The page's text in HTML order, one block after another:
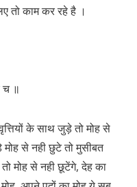
तो काम कर रहे है ।
च ॥
के साथ जुड़े तो मोह से
से नही छुटे तो मुसीबत
मोह से नही छूटेंगे, देह का